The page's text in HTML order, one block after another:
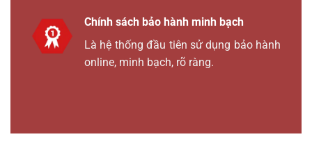
Chính sách bảo hành minh bạch
Là hệ thống đầu tiên sử dụng bảo hành
online, minh bạch, rõ ràng.